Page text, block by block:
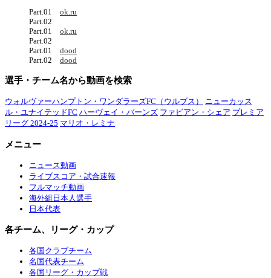
Part.01 ok.ru
Part.02
Part.01 ok.ru
Part.02
Part.01 dood
Part.02 dood
選手・チーム名から動画を検索
ウォルヴァーハンプトン・ワンダラーズFC（ウルブス）
ニューカッス
ル・ユナイテッドFC ハーヴェイ・バーンズ ファビアン・シェア プレミア
リーグ 2024-25 マリオ・レミナ
メニュー
ニュース動画
ライブスコア・試合速報
フルマッチ動画
海外組日本人選手
日本代表
各チーム、リーグ・カップ
各国クラブチーム
名国代表チーム
各国リーグ・カップ戦